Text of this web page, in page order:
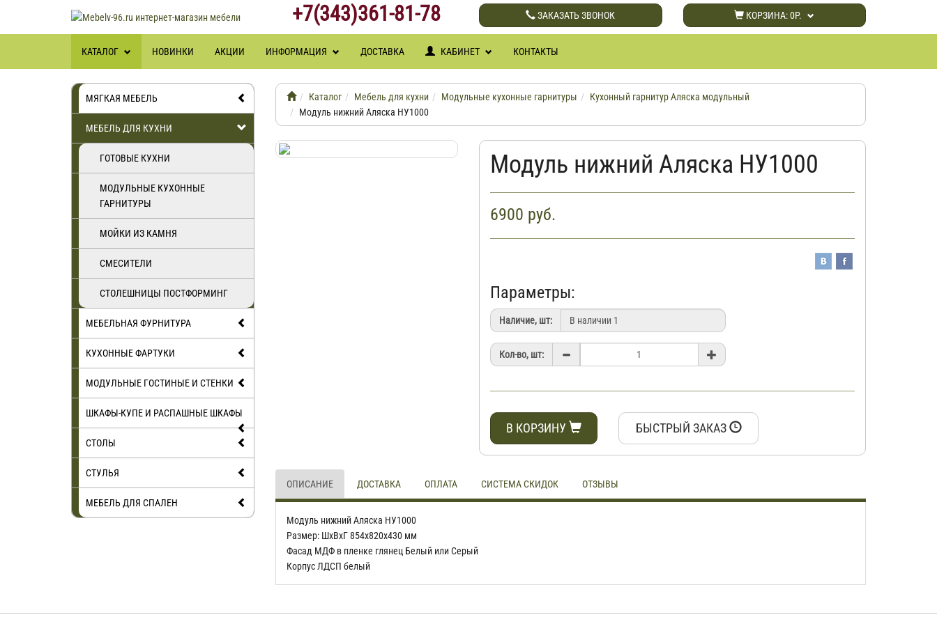
+7(343)361-81-78 ЗАКАЗАТЬ ЗВОНОК КОРЗИНА:0Р.
КАТАЛОГ НОВИНКИ АКЦИИ ИНФОРМАЦИЯ ДОСТАВКА КАБИНЕТ КОНТАКТЫ
МЯГКАЯ МЕБЕЛЬ
МЕБЕЛЬ ДЛЯ КУХНИ
ГОТОВЫЕ КУХНИ
МОДУЛЬНЫЕ КУХОННЫЕ
ГАРНИТУРЫ
МОЙКИ ИЗ КАМНЯ
СМЕСИТЕЛИ
СТОЛЕШНИЦЫ ПОСТФОРМИНГ
МЕБЕЛЬНАЯ ФУРНИТУРА
КУХОННЫЕ ФАРТУКИ
МОДУЛЬНЫЕ ГОСТИНЫЕ И СТЕНКИ
ШКАФЫ-КУПЕ И РАСПАШНЫЕ ШКАФЫ
СТОЛЫ
СТУЛЬЯ
МЕБЕЛЬ ДЛЯ СПАЛЕН
Каталог Мебель для кухни Модульные кухонные гарнитуры
Кухонный гарнитур Аляска модульный
Модуль нижний Аляска НУ1000
Модуль нижний Аляска НУ1000
6900 руб.
Параметры:
Наличие, шт:
Кол-во, шт:
В КОРЗИНУ БЫСТРЫЙ ЗАКАЗ
ОПИСАНИЕ ДОСТАВКА ОПЛАТА СИСТЕМА СКИДОК ОТЗЫВЫ
Модуль нижний Аляска НУ1000
Размер: ШхВхГ 854х820х430 мм
Фасад МДФ в пленке глянец Белый или Серый
Корпус ЛДСП белый